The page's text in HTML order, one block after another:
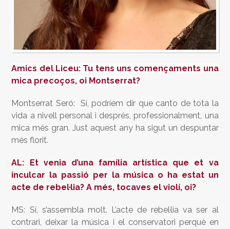
Amics del Liceu: Tu tens uns començaments una
mica precoços, oi Montserrat?
Montserrat Seró: Sí, podríem dir que canto de tota la
vida a nivell personal i després, professionalment, una
mica més gran. Just aquest any ha sigut un despuntar
més florit.
AL: Et venia d’una família artística que et va
inculcar la passió per la música o ha estat un
acte de rebel·lia? A més, tocaves el violí, oi?
MS: Sí, s’assembla molt. L’acte de rebel·lia va ser al
contrari, deixar la música i el conservatori perquè en